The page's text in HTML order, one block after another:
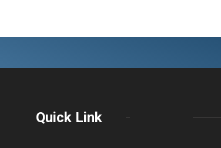
Quick Link